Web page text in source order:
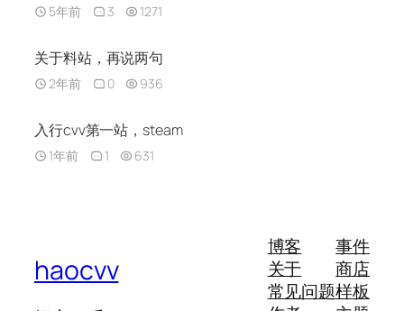
5年前 3 1271
关于料站，再说两句
2年前 0 936
入行cvv第一站，steam
1年前 1 631
haocvv
博客
关于
常见问题
事件
商店
样板